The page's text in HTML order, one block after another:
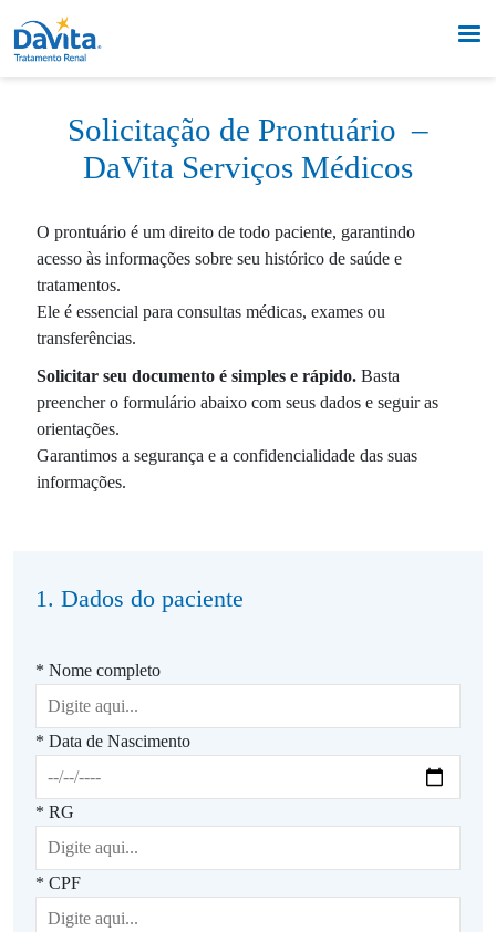
Solicitação de Prontuário –
DaVita Serviços Médicos
O prontuário é um direito de todo paciente, garantindo
acesso às informações sobre seu histórico de saúde e
tratamentos.
Ele é essencial para consultas médicas, exames ou
transferências.
Solicitar seu documento é simples e rápido. Basta
preencher o formulário abaixo com seus dados e seguir as
orientações.
Garantimos a segurança e a confidencialidade das suas
informações.
1. Dados do paciente
* Nome completo
* Data de Nascimento
* RG
* CPF